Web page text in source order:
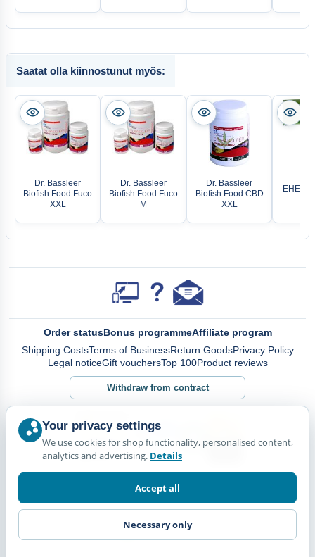
Saatat olla kiinnostunut myös:
Dr. Bassleer
Biofish Food Fuco
XXL
Dr. Bassleer
Biofish Food Fuco
M
Dr. Bassleer
Biofish Food CBD
XXL
EHEIM
Order statusBonus programmeAffiliate program
Shipping CostsTerms of BusinessReturn GoodsPrivacy Policy
Legal noticeGift vouchersTop 100Product reviews
Withdraw from contract
Your privacy settings
We use cookies for shop functionality, personalised content,
analytics and advertising. Details
Accept all
Necessary only